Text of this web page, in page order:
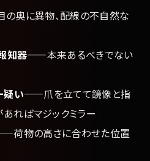
奥に異物、配線の不自然な
知器——本来あるべきでない
疑い——爪を立てて鏡像と指
ればマジックミラー
荷物の高さに合わせた位置